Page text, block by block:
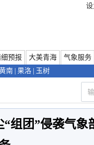
设
预报 大美青海 气象服务
南 果洛 玉树
团”侵袭气象